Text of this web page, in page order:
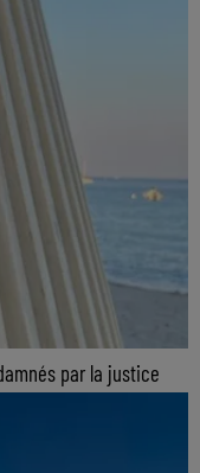
par la justice